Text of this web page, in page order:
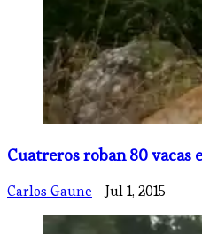
Cuatreros roban 80 vacas
Carlos Gaune - Jul 1, 2015